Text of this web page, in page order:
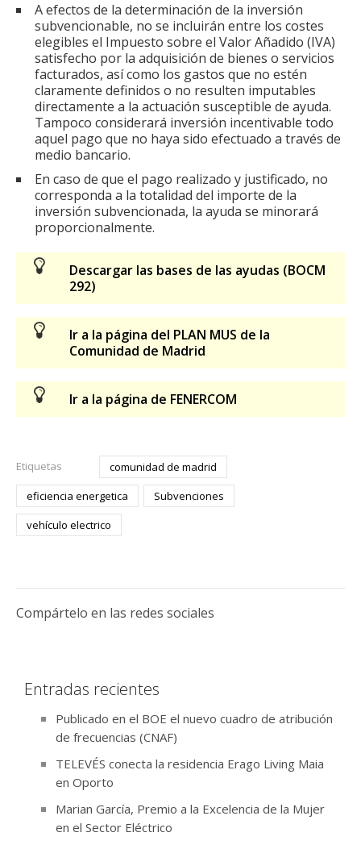
A efectos de la determinación de la inversión
subvencionable, no se incluirán entre los costes
elegibles el Impuesto sobre el Valor Añadido (IVA)
satisfecho por la adquisición de bienes o servicios
facturados, así como los gastos que no estén
claramente definidos o no resulten imputables
directamente a la actuación susceptible de ayuda.
Tampoco considerará inversión incentivable todo
aquel pago que no haya sido efectuado a través de
medio bancario.
En caso de que el pago realizado y justificado, no
corresponda a la totalidad del importe de la
inversión subvencionada, la ayuda se minorará
proporcionalmente.
Descargar las bases de las ayudas (BOCM
292)
Ir a la página del PLAN MUS de la
Comunidad de Madrid
Ir a la página de FENERCOM
Etiquetas
comunidad de madrid
eficiencia energetica
Subvenciones
vehículo electrico
Compártelo en las redes sociales
Entradas recientes
Publicado en el BOE el nuevo cuadro de atribución
de frecuencias (CNAF)
TELEVÉS conecta la residencia Erago Living Maia
en Oporto
Marian García, Premio a la Excelencia de la Mujer
en el Sector Eléctrico